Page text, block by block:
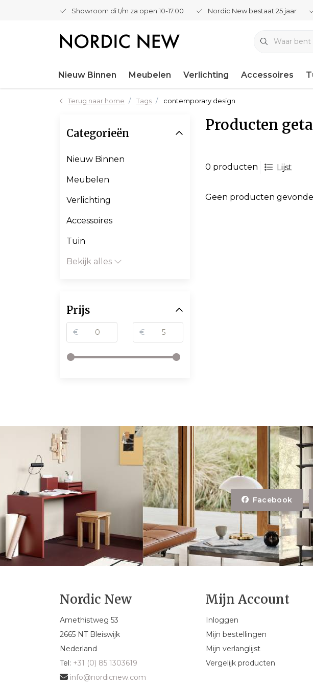
Showroom di t/m za open 10-17.00 Nordic New bestaat 25 jaar
Nieuw Binnen Meubelen Verlichting Accessoires
Terug naar home Tags contemporary design
Producten
0 producten Lijst
Geen producten
Categorieën
Nieuw Binnen
Meubelen
Verlichting
Accessoires
Tuin
Bekijk alles
Prijs
€ €
Facebook
Nordic New
Amethistweg 53
2665 NT Bleiswijk
Nederland
Tel: +31 (0) 85 1303619
info@nordicnew.com
Mijn Account
Inloggen
Mijn bestellingen
Mijn verlanglijst
Vergelijk producten